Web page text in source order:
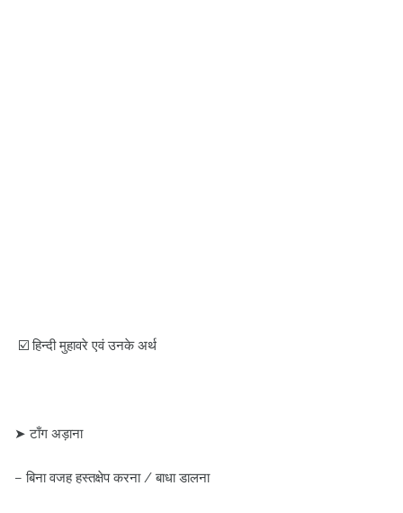
☑️ हिन्दी मुहावरे एवं उनके अर्थ
➤ टाँग अड़ाना
– बिना वजह हस्तक्षेप करना / बाधा डालना